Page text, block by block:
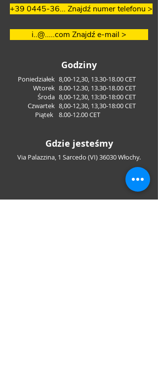
+39 0445-36... Znajdź numer telefonu >
i..@.....com Znajdź e-mail >
Godziny
Poniedziałek
Wtorek
Środa
Czwartek
Piątek
8,00-12,30, 13.30-18.00CET
8.00-12.30, 13.30-18.00CET
8,00-12,30, 13:30-18:00 CET
8,00-12,30, 13,30-18:00 CET
8.00-12.00CET
Gdzie jesteśmy
Via Palazzina, 1 Sarcedo (VI) 36030 Włochy.